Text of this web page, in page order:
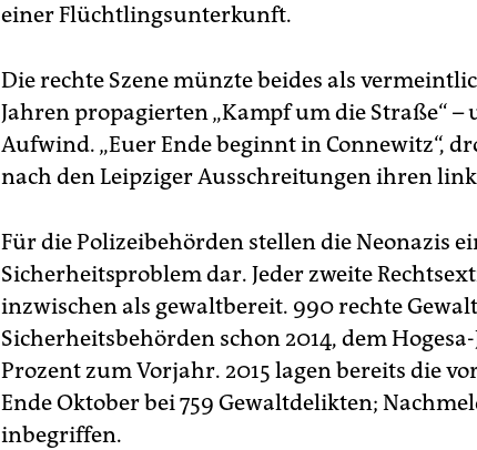
einer Flüchtlingsunterkunft.
Die rechte Szene münzte beides als
Jahren propagierten „Kampf um die Straße“ –
Aufwind. „Euer Ende beginnt in Connewitz“,
nach den Leipziger Ausschreitungen ihren
Für die Polizeibehörden stellen die Neonazis
Sicherheitsproblem dar. Jeder zweite
inzwischen als gewaltbereit. 990 rechte
Sicherheitsbehörden schon 2014, dem
Prozent zum Vorjahr. 2015 lagen bereits die
Ende Oktober bei 759 Gewaltdelikten;
inbegriffen.